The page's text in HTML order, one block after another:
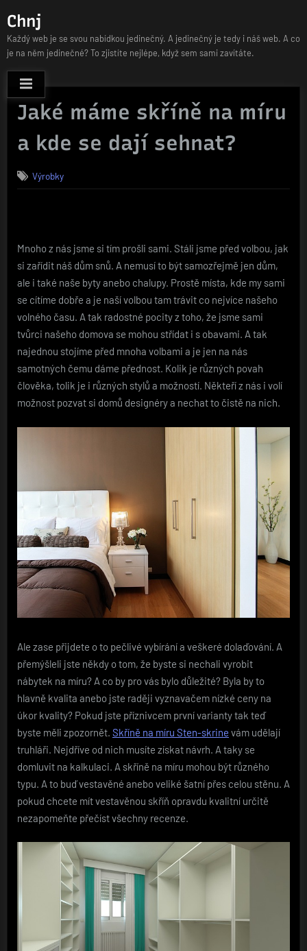
to
content
Chnj
Každý web je se svou nabídkou jedinečný. A jedinečný je tedy i náš web. A co
je na něm jedinečné? To zjistíte nejlépe, když sem sami zavítáte.
Jaké máme skříně na míru
a kde se dají sehnat?
Výrobky
Mnoho z nás jsme si tím prošli sami. Stáli jsme před volbou, jak
si zařídit náš dům snů. A nemusí to být samozřejmě jen dům,
ale i také naše byty anebo chalupy. Prostě místa, kde my sami
se cítíme dobře a je naší volbou tam trávit co nejvíce našeho
volného času. A tak radostné pocity z toho, že jsme sami
tvůrci našeho domova se mohou střídat i s obavami. A tak
najednou stojíme před mnoha volbami a je jen na nás
samotných čemu dáme přednost. Kolik je různých povah
člověka, tolik je i různých stylů a možností. Někteří z nás i volí
možnost pozvat si domů designéry a nechat to čistě na nich.
Ale zase přijdete o to pečlivé vybírání a veškeré dolaďování. A
přemýšleli jste někdy o tom, že byste si nechali vyrobit
nábytek na míru? A co by pro vás bylo důležité? Byla by to
hlavně kvalita anebo jste raději vyznavačem nízké ceny na
úkor kvality? Pokud jste příznivcem první varianty tak teď
byste měli zpozornět. Skříně na míru Sten-skrine vám udělají
truhláři. Nejdříve od nich musíte získat návrh. A taky se
domluvit na kalkulaci. A skříně na míru mohou být různého
typu. A to buď vestavěné anebo veliké šatní přes celou stěnu. A
pokud chcete mít vestavěnou skříň opravdu kvalitní určitě
nezapomeňte přečíst všechny recenze.